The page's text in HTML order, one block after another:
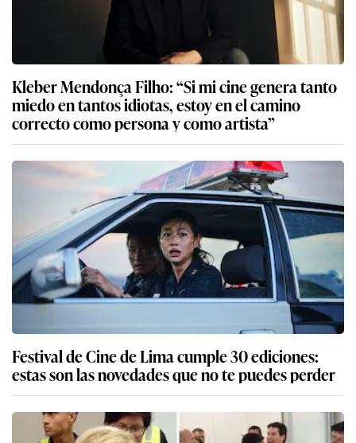
Kleber Mendonça Filho: “Si mi cine genera tanto
miedo en tantos idiotas, estoy en el camino
correcto como persona y como artista”
Festival de Cine de Lima cumple 30 ediciones:
estas son las novedades que no te puedes perder